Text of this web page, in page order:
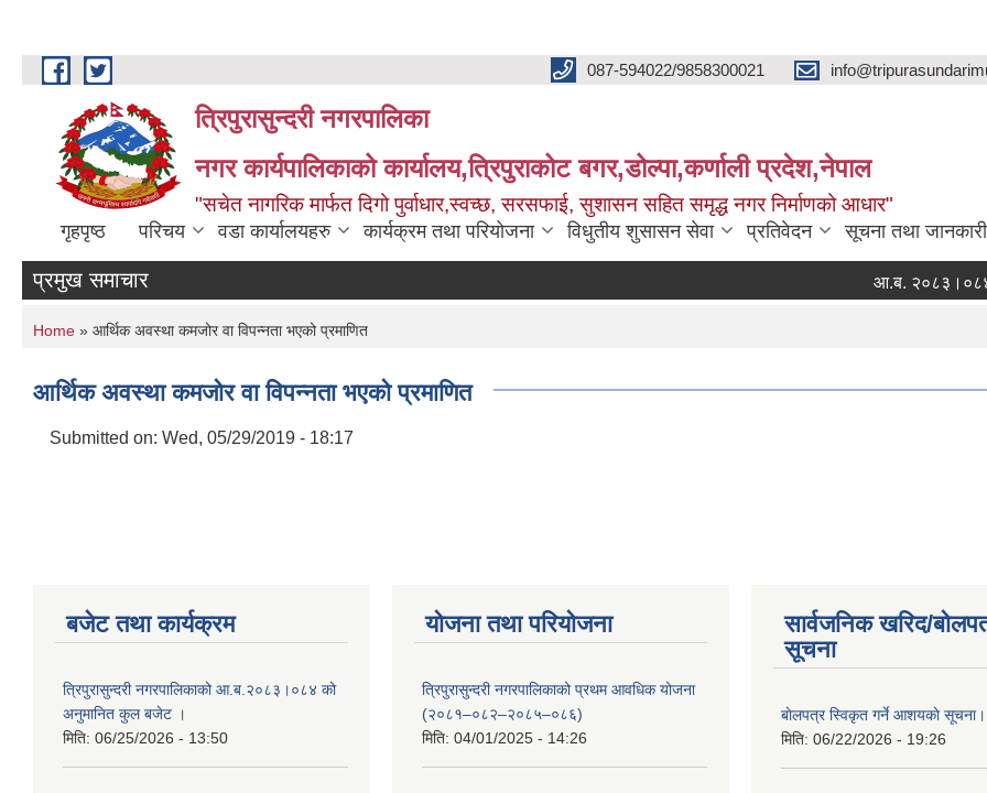
Skip to main content 087-594022/9858300021
त्रिपुरासुन्दरी नगरपालिका
नगर कार्यपालिकाको कार्यालय,त्रिपुराकोट बगर,डोल्पा,कर्णाली प्रदेश,नेपाल
"सचेत नागरिक मार्फत दिगो पुर्वाधार,स्वच्छ, सरसफाई, सुशासन सहित समृद्ध नगर निर्माणको आधार"
गृहपृष्ठ परिचय वडा कार्यालयहरु कार्यक्रम तथा परियोजना विधुतीय शुसासन सेवा प्रतिवेदन सूचना तथा जानकारी
प्रमुख समाचार आ.ब. २०८३।०८४ का
You are here
Home » आर्थिक अवस्था कमजोर वा विपन्नता भएको प्रमाणित
आर्थिक अवस्था कमजोर वा विपन्नता भएको प्रमाणित
Submitted on: Wed, 05/29/2019 - 18:17
बजेट तथा कार्यक्रम
त्रिपुरासुन्दरी नगरपालिकाको आ.ब.२०८३।०८४ को
अनुमानित कुल बजेट ।
मिति: 06/25/2026 - 13:50
योजना तथा परियोजना
त्रिपुरासुन्दरी नगरपालिकाको प्रथम आवधिक योजना
(२०८१–०८२–२०८५–०८६)
मिति: 04/01/2025 - 14:26
सार्वजनिक खरिद/
सूचना
बाेलपत्र स्विकृत गर्ने आशयकाे सूचना।
मिति: 06/22/2026 - 19:26